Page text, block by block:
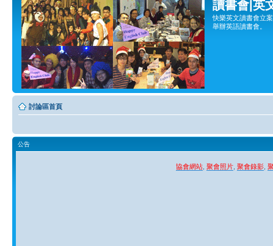
讀書會|英
快樂英文讀書會立
舉辦英語讀書會。
討論區首頁
公告
協會網站 聚會照片 聚會錄影